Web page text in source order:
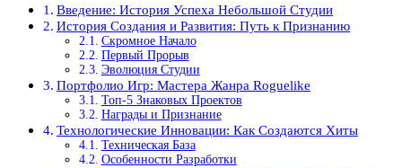
Введение: История Успеха Небольшой Студии
История Создания и Развития: Путь к Признанию
Скромное Начало
Первый Прорыв
Эволюция Студии
Портфолио Игр: Мастера Жанра Roguelike
Топ-5 Знаковых Проектов
Награды и Признание
Технологические Инновации: Как Создаются Хиты
Техническая База
Особенности Разработки